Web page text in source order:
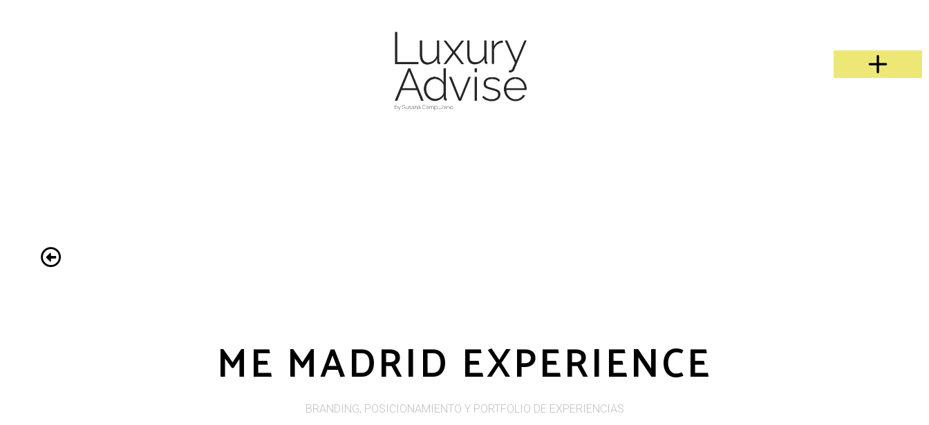
ME MADRID EXPERIENCE
BRANDING, POSICIONAMIENTO Y PORTFOLIO DE EXPERIENCIAS